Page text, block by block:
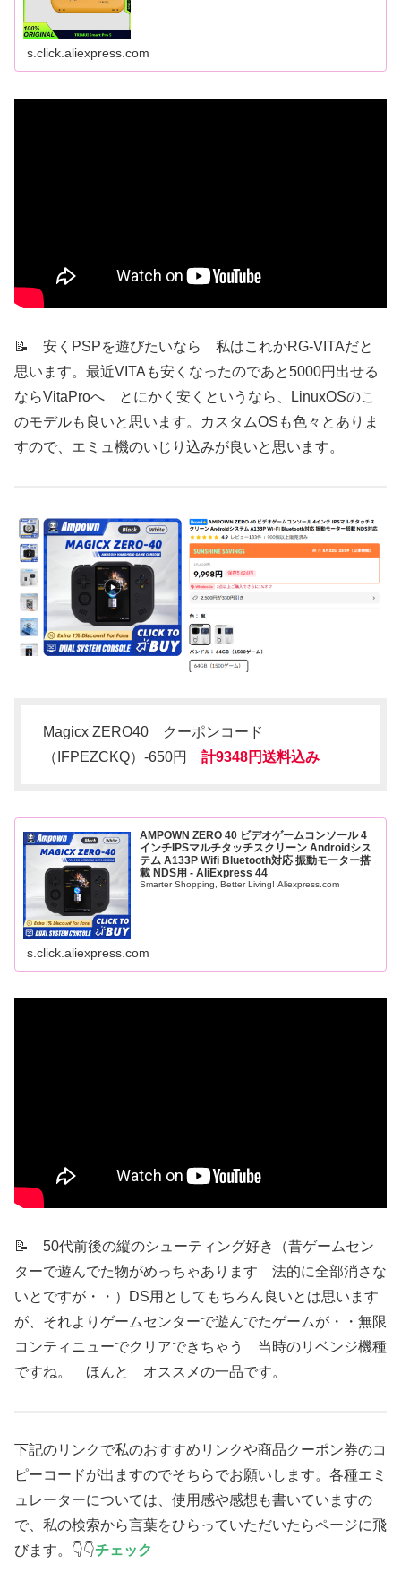
s.click.aliexpress.com
📝 安くPSPを遊びたいなら 私はこれかRG-VITAだと
思います。最近VITAも安くなったのであと5000円出せる
ならVitaProへ とにかく安くというなら、LinuxOSのこ
のモデルも良いと思います。カスタムOSも色々とありま
すので、エミュ機のいじり込みが良いと思います。
Magicx ZERO40 クーポンコード
（IFPEZCKQ）-650円 計9348円送料込み
AMPOWN ZERO 40 ビデオゲームコンソール 4
インチIPSマルチタッチスクリーン Androidシス
テム A133P Wifi Bluetooth対応 振動モーター搭
載 NDS用 - AliExpress 44
Smarter Shopping, Better Living! Aliexpress.com
s.click.aliexpress.com
📝 50代前後の縦のシューティング好き（昔ゲームセン
ターで遊んでた物がめっちゃあります 法的に全部消さな
いとですが・・）DS用としてもちろん良いとは思います
が、それよりゲームセンターで遊んでたゲームが・・無限
コンティニューでクリアできちゃう 当時のリベンジ機種
ですね。 ほんと オススメの一品です。
下記のリンクで私のおすすめリンクや商品クーポン券のコ
ピーコードが出ますのでそちらでお願いします。各種エミ
ュレーターについては、使用感や感想も書いていますの
で、私の検索から言葉をひらっていただいたらページに飛
びます。👇👇チェック